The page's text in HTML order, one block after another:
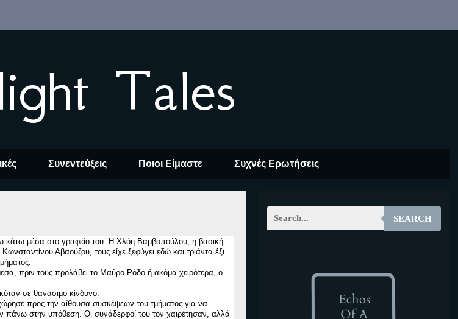
Tales
Συνεντεύξεις Ποιοι Είμαστε Συχνές Ερωτήσεις
κάτω μέσα στο γραφείο του. Η Χλόη Βαμβοπούλου, η βασική
Αβαούζου, τους είχε ξεφύγει εδώ και τριάντα έξι
πριν τους προλάβει το Μαύρο Ρόδο ή ακόμα χειρότερα, ο
σε θανάσιμο κίνδυνο.
προς την αίθουσα συσκέψεων του τμήματος για να
πάνω στην υπόθεση. Οι συνάδερφοί του τον χαιρέτησαν, αλλά
SEARCH